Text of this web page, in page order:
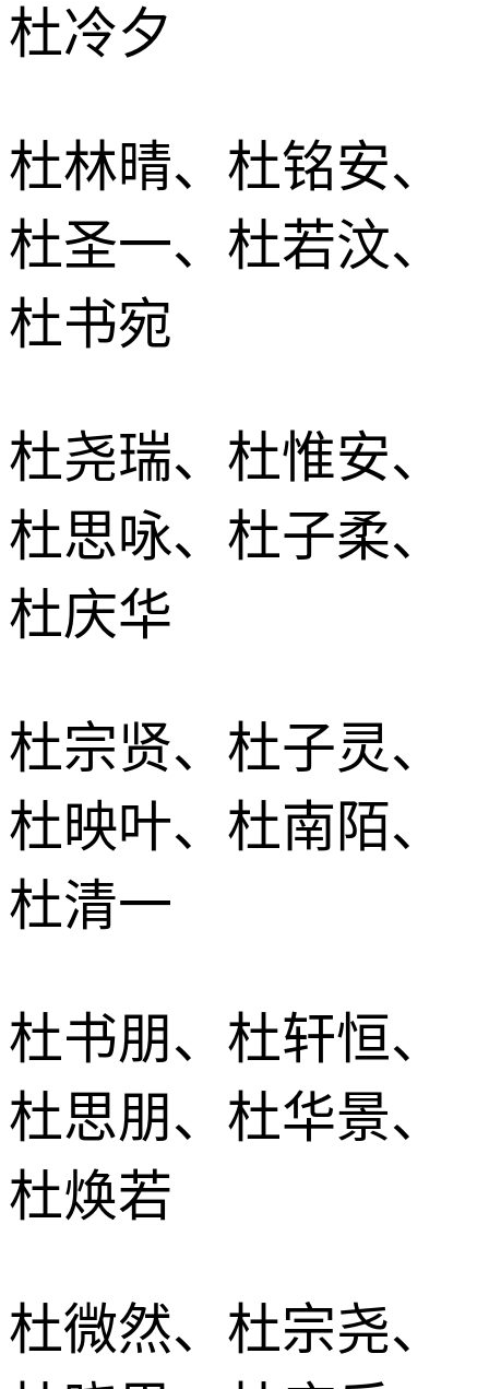
杜冷夕
杜林晴、杜铭安、
杜圣一、杜若汶、
杜书宛
杜尧瑞、杜惟安、
杜思咏、杜子柔、
杜庆华
杜宗贤、杜子灵、
杜映叶、杜南陌、
杜清一
杜书朋、杜轩恒、
杜思朋、杜华景、
杜焕若
杜微然、杜宗尧、